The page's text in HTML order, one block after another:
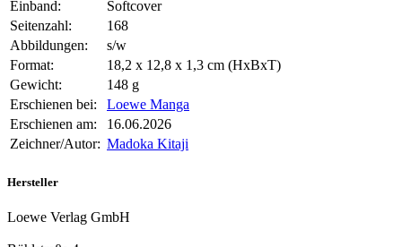
Einband:
Softcover
Seitenzahl:
168
Abbildungen:
s/w
Format:
18,2 x 12,8 x 1,3 cm (HxBxT)
Gewicht:
148 g
Erschienen bei:
Loewe Manga
Erschienen am:
16.06.2026
Zeichner/Autor: Madoka Kitaji
Hersteller
Loewe Verlag GmbH